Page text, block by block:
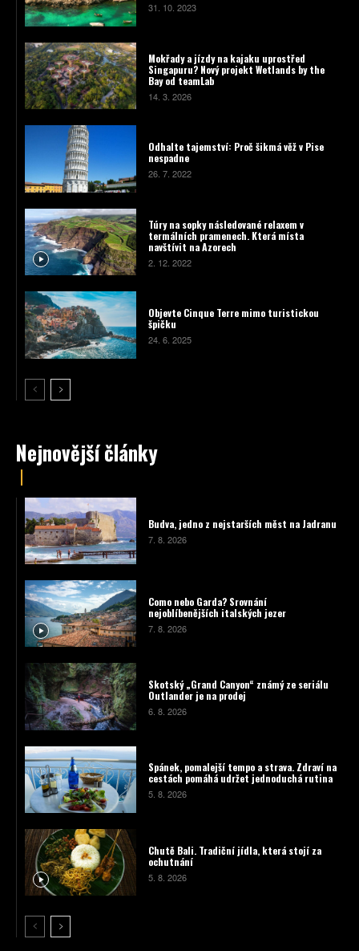
31. 10. 2023
Mokřady a jízdy na kajaku uprostřed
Singapuru? Nový projekt Wetlands by the
Bay od teamLab
14. 3. 2026
Odhalte tajemství: Proč šikmá věž v Pise
nespadne
26. 7. 2022
Túry na sopky následované relaxem v
termálních pramenech. Která místa
navštívit na Azorech
2. 12. 2022
Objevte Cinque Terre mimo turistickou
špičku
24. 6. 2025
Nejnovější články
Budva, jedno z nejstarších měst na Jadranu
7. 8. 2026
Como nebo Garda? Srovnání
nejoblíbenějších italských jezer
7. 8. 2026
Skotský „Grand Canyon“ známý ze seriálu
Outlander je na prodej
6. 8. 2026
Spánek, pomalejší tempo a strava. Zdraví na
cestách pomáhá udržet jednoduchá rutina
5. 8. 2026
Chutě Bali. Tradiční jídla, která stojí za
ochutnání
5. 8. 2026